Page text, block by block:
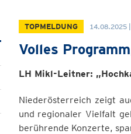
TOPMELDUNG 14.08.2025
Volles
LH Mikl-Leitner:
Niederösterreich zeigt
und regionaler Vielfalt
berührende Konzerte,